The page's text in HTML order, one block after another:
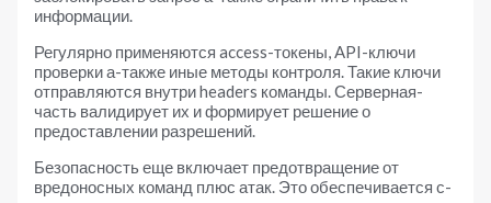
информации.
Регулярно применяются access-токены, API-ключи
проверки а-также иные методы контроля. Такие ключи
отправляются внутри headers команды. Серверная-
часть валидирует их и формирует решение о
предоставлении разрешений.
Безопасность еще включает предотвращение от
вредоносных команд плюс атак. Это обеспечивается с-